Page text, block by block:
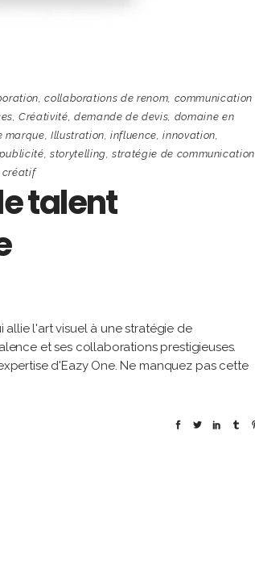
,collaborations de renom communication
,Créativité demande de devis domaine en
marque ,Illustration ,influence ,innovation
publicité ,storytelling ,stratégie de communication
créatif
talent
l'art visuel à une stratégie de
et ses collaborations prestigieuses.
d'Eazy One. Ne manquez pas cette